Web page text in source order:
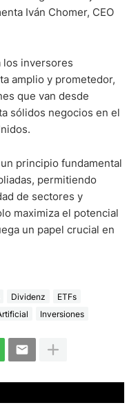
Iván Chomer, CEO
los inversores
amplio y prometedor,
que van desde
sólidos negocios en el
principio fundamental
permitiendo
de sectores y
maximiza el potencial
un papel crucial en
Dividenz
ETFs
Inversiones